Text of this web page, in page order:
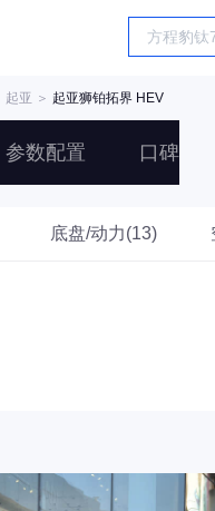
起亚 ＞ 起亚狮铂拓界 HEV
参数配置 口碑
底盘/动力(13)